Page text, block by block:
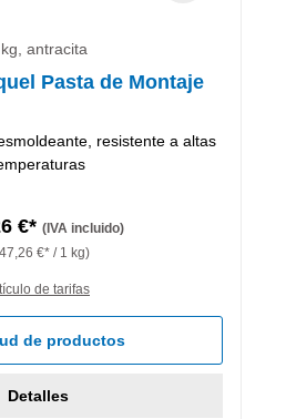
antracita
Pasta de Montaje
resistente a altas
€* (IVA incluido)
€* / 1 kg)
de tarifas
de productos
Detalles